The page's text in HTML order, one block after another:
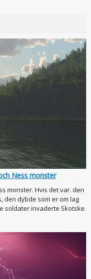
Ness monster
monster. Hvis det var. den
den dybde som er om lag
soldater invaderte Skotske